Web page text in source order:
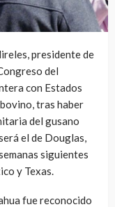
presidente de
del
con Estados
tras haber
del gusano
el de Douglas,
siguientes
y Texas.
fue reconocido